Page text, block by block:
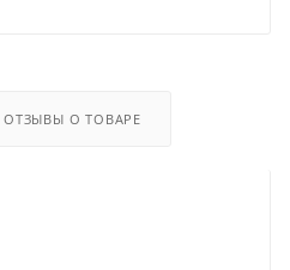
ОТЗЫВЫ О ТОВАРЕ